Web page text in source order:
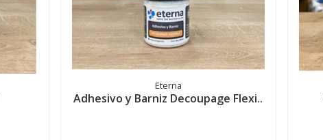
Eterna
Adhesivo y Barniz Decoupage Flexi..